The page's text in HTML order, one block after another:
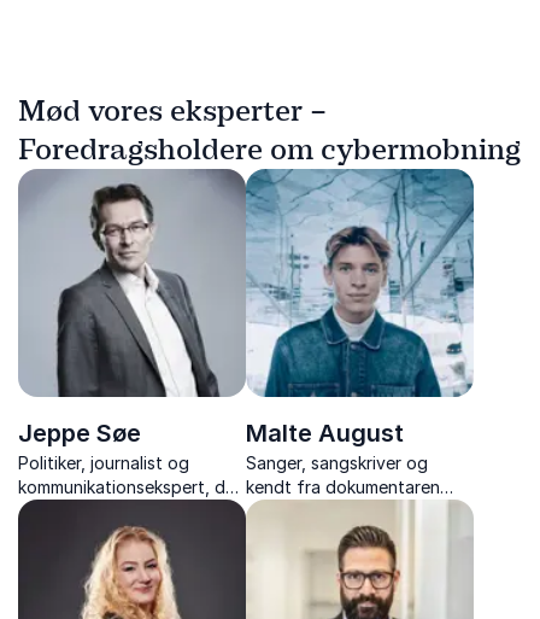
Mød vores eksperter –
Foredragsholdere om cybermobning
Jeppe Søe
Politiker, journalist og
kommunikationsekspert, der
giver jer skarpe indsigter i
ærlig og effektiv
kommunikation.
Malte August
Sanger, sangskriver og
kendt fra dokumentaren
"100 falske forelskelser"
med et indblik i
identitetstyveri og digital
sikkerhed med sin egen
personlige historie